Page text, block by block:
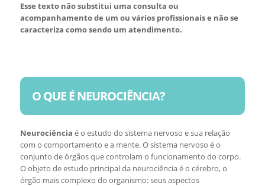
Esse texto não substitui uma consulta ou
acompanhamento de um ou vários profissionais e não se
caracteriza como sendo um atendimento.
O QUE É NEUROCIÊNCIA?
Neurociência é o estudo do sistema nervoso e sua relação
com o comportamento e a mente. O sistema nervoso é o
conjunto de órgãos que controlam o funcionamento do corpo.
O objeto de estudo principal da neurociência é o cérebro, o
órgão mais complexo do organismo: seus aspectos